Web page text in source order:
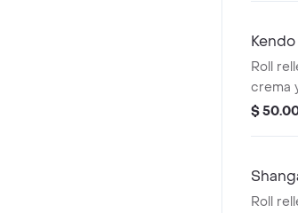
Roll
crema
de
$
Roll